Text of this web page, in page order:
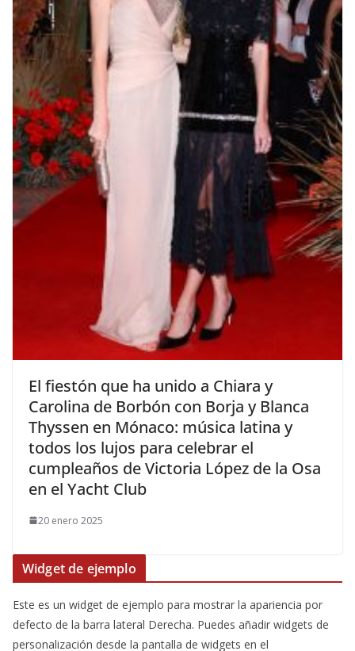
​El fiestón que ha unido a Chiara y
Carolina de Borbón con Borja y Blanca
Thyssen en Mónaco: música latina y
todos los lujos para celebrar el
cumpleaños de Victoria López de la Osa
en el Yacht Club
20 enero 2025
Widget de ejemplo
Este es un widget de ejemplo para mostrar la apariencia por
defecto de la barra lateral Derecha. Puedes añadir widgets de
personalización desde la pantalla de widgets en el